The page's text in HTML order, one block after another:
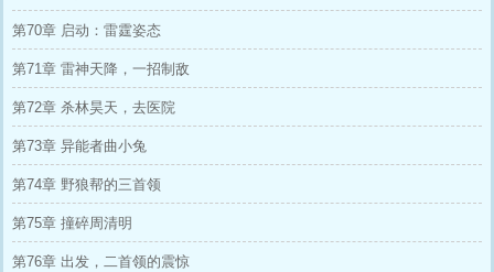
第70章 启动：雷霆姿态
第71章 雷神天降，一招制敌
第72章 杀林昊天，去医院
第73章 异能者曲小兔
第74章 野狼帮的三首领
第75章 撞碎周清明
第76章 出发，二首领的震惊